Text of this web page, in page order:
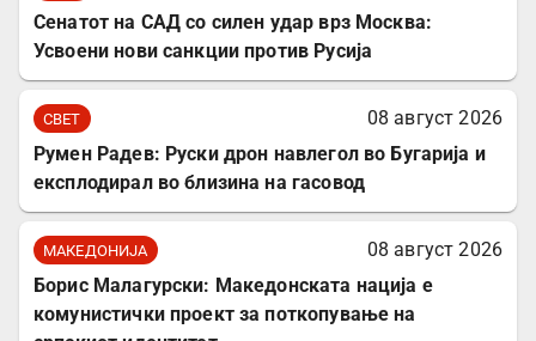
Сенатот на САД со силен удар врз Москва:
Усвоени нови санкции против Русија
СВЕТ
08 август 2026
Румен Радев: Руски дрон навлегол во Бугарија и
експлодирал во близина на гасовод
МАКЕДОНИЈА
08 август 2026
Борис Малагурски: Македонската нација е
комунистички проект за поткопување на